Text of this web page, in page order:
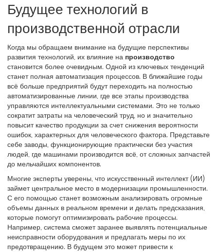
Будущее технологий в
производственной отрасли
Когда мы обращаем внимание на будущие перспективы
развития технологий, их влияние на производство
становится более очевидным. Одной из ключевых тенденций
станет полная автоматизация процессов. В ближайшие годы
всё больше предприятий будут переходить на полностью
автоматизированные линии, где все этапы производства
управляются интеллектуальными системами. Это не только
сократит затраты на человеческий труд, но и значительно
повысит качество продукции за счет снижения вероятности
ошибок, характерных для человеческого фактора. Представьте
себе заводы, функционирующие практически без участия
людей, где машинами производится всё, от сложных запчастей
до мельчайших компонентов.
Многие эксперты уверены, что искусственный интеллект (ИИ)
займет центральное место в модернизации промышленности.
С его помощью станет возможным анализировать огромные
объемы данных в реальном времени и делать предсказания,
которые помогут оптимизировать рабочие процессы.
Например, система сможет заранее выявлять потенциальные
неисправности оборудования и предлагать меры по их
предотвращению. В будущем это может привести к